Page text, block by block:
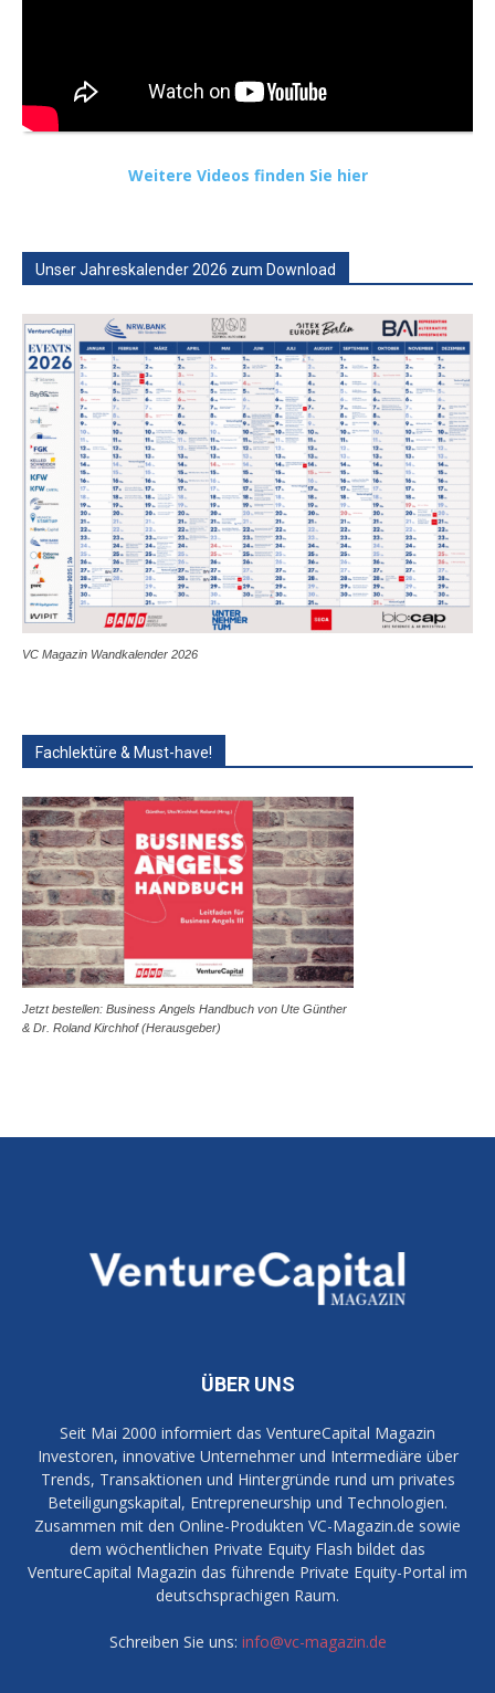
Weitere Videos finden Sie hier
Unser Jahreskalender 2026 zum Download
VC Magazin Wandkalender 2026
Fachlektüre & Must-have!
Jetzt bestellen: Business Angels Handbuch von Ute Günther
& Dr. Roland Kirchhof (Herausgeber)
ÜBER UNS
Seit Mai 2000 informiert das VentureCapital Magazin
Investoren, innovative Unternehmer und Intermediäre über
Trends, Transaktionen und Hintergründe rund um privates
Beteiligungskapital, Entrepreneurship und Technologien.
Zusammen mit den Online-Produkten VC-Magazin.de sowie
dem wöchentlichen Private Equity Flash bildet das
VentureCapital Magazin das führende Private Equity-Portal im
deutschsprachigen Raum.
Schreiben Sie uns: info@vc-magazin.de